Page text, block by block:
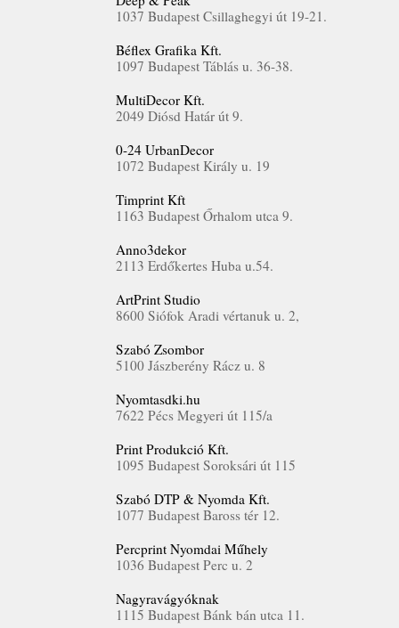
1037 Budapest Csillaghegyi út 19-21.
Béflex Grafika Kft.
1097 Budapest Táblás u. 36-38.
MultiDecor Kft.
2049 Diósd Határ út 9.
0-24 UrbanDecor
1072 Budapest Király u. 19
Timprint Kft
1163 Budapest Őrhalom utca 9.
Anno3dekor
2113 Erdőkertes Huba u.54.
ArtPrint Studio
8600 Siófok Aradi vértanuk u. 2,
Szabó Zsombor
5100 Jászberény Rácz u. 8
Nyomtasdki.hu
7622 Pécs Megyeri út 115/a
Print Produkció Kft.
1095 Budapest Soroksári út 115
Szabó DTP & Nyomda Kft.
1077 Budapest Baross tér 12.
Percprint Nyomdai Műhely
1036 Budapest Perc u. 2
Nagyravágyóknak
1115 Budapest Bánk bán utca 11.